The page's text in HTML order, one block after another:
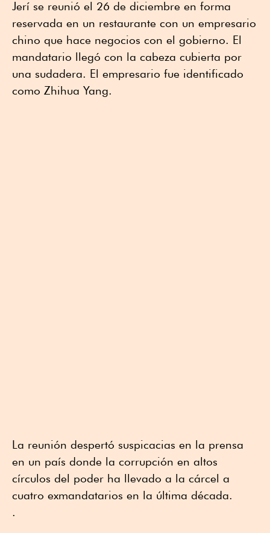
Jerí se reunió el 26 de diciembre en forma
reservada en un restaurante con un empresario
chino que hace negocios con el gobierno. El
mandatario llegó con la cabeza cubierta por
una sudadera. El empresario fue identificado
como Zhihua Yang.
La reunión despertó suspicacias en la prensa
en un país donde la corrupción en altos
círculos del poder ha llevado a la cárcel a
cuatro exmandatarios en la última década.
.